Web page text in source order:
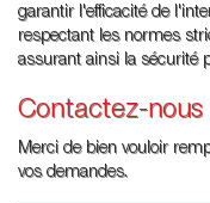
garantir l'efficacité de
respectant les normes
assurant ainsi la sécurité
Contactez-nous
Merci de bien vouloir
vos demandes.